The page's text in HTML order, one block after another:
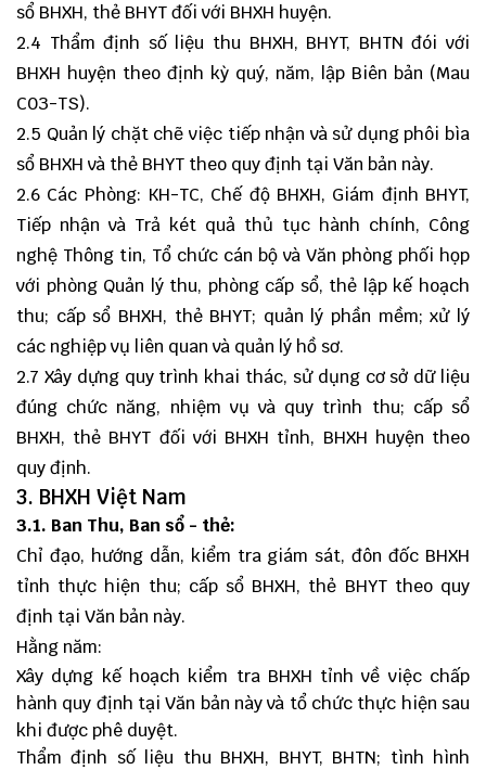
sổ BHXH, thẻ BHYT đối với BHXH huyện.
2.4 Thẩm định số liệu thu BHXH, BHYT, BHTN đói với
BHXH huyện theo định kỳ quý, năm, lập Biên bản (Mau
C03-TS).
2.5 Quản lý chặt chẽ việc tiếp nhận và sử dụng phôi bìa
sổ BHXH và thẻ BHYT theo quy định tại Văn bản này.
2.6 Các Phòng: KH-TC, Chế độ BHXH, Giám định BHYT,
Tiếp nhận và Trả két quả thủ tục hành chính, Công
nghệ Thông tin, Tổ chức cán bộ và Văn phòng phối họp
với phòng Quản lý thu, phòng cấp sổ, thẻ lập kế hoạch
thu; cấp sổ BHXH, thẻ BHYT; quản lý phần mềm; xử lý
các nghiệp vụ liên quan và quản lý hồ sơ.
2.7 Xây dựng quy trình khai thác, sử dụng cơ sở dữ liệu
đúng chức năng, nhiệm vụ và quy trình thu; cấp sổ
BHXH, thẻ BHYT đối với BHXH tỉnh, BHXH huyện theo
quy định.
3. BHXH Việt Nam
3.1. Ban Thu, Ban sổ - thẻ:
Chỉ đạo, hướng dẫn, kiểm tra giám sát, đôn đốc BHXH
tỉnh thực hiện thu; cấp sổ BHXH, thẻ BHYT theo quy
định tại Văn bản này.
Hằng năm:
Xây dựng kế hoạch kiểm tra BHXH tỉnh về việc chấp
hành quy định tại Văn bản này và tổ chức thực hiện sau
khi được phê duyệt.
Thẩm định số liệu thu BHXH, BHYT, BHTN; tình hình